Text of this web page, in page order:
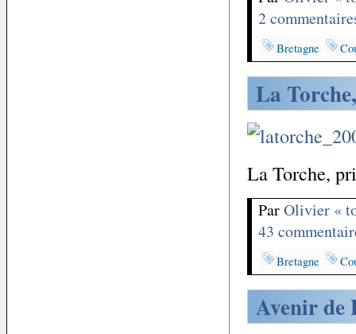
2
Bretagne
La
La Torche,
ParOlivier «
43
Bretagne
Avenir de